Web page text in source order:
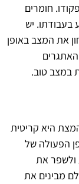
חומרים
בעבודתו. יש
את המצב באופן
במצב טוב.
היא קריטית
הפעולה של
ולשפר את
מבינים את